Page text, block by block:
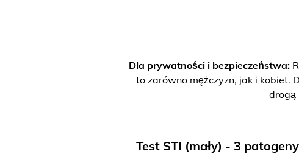
Dla prywatności i bezpieczeństwa:
to zarówno mężczyzn, jak i kobiet.
drogą
Test STI (mały) - 3 patogeny